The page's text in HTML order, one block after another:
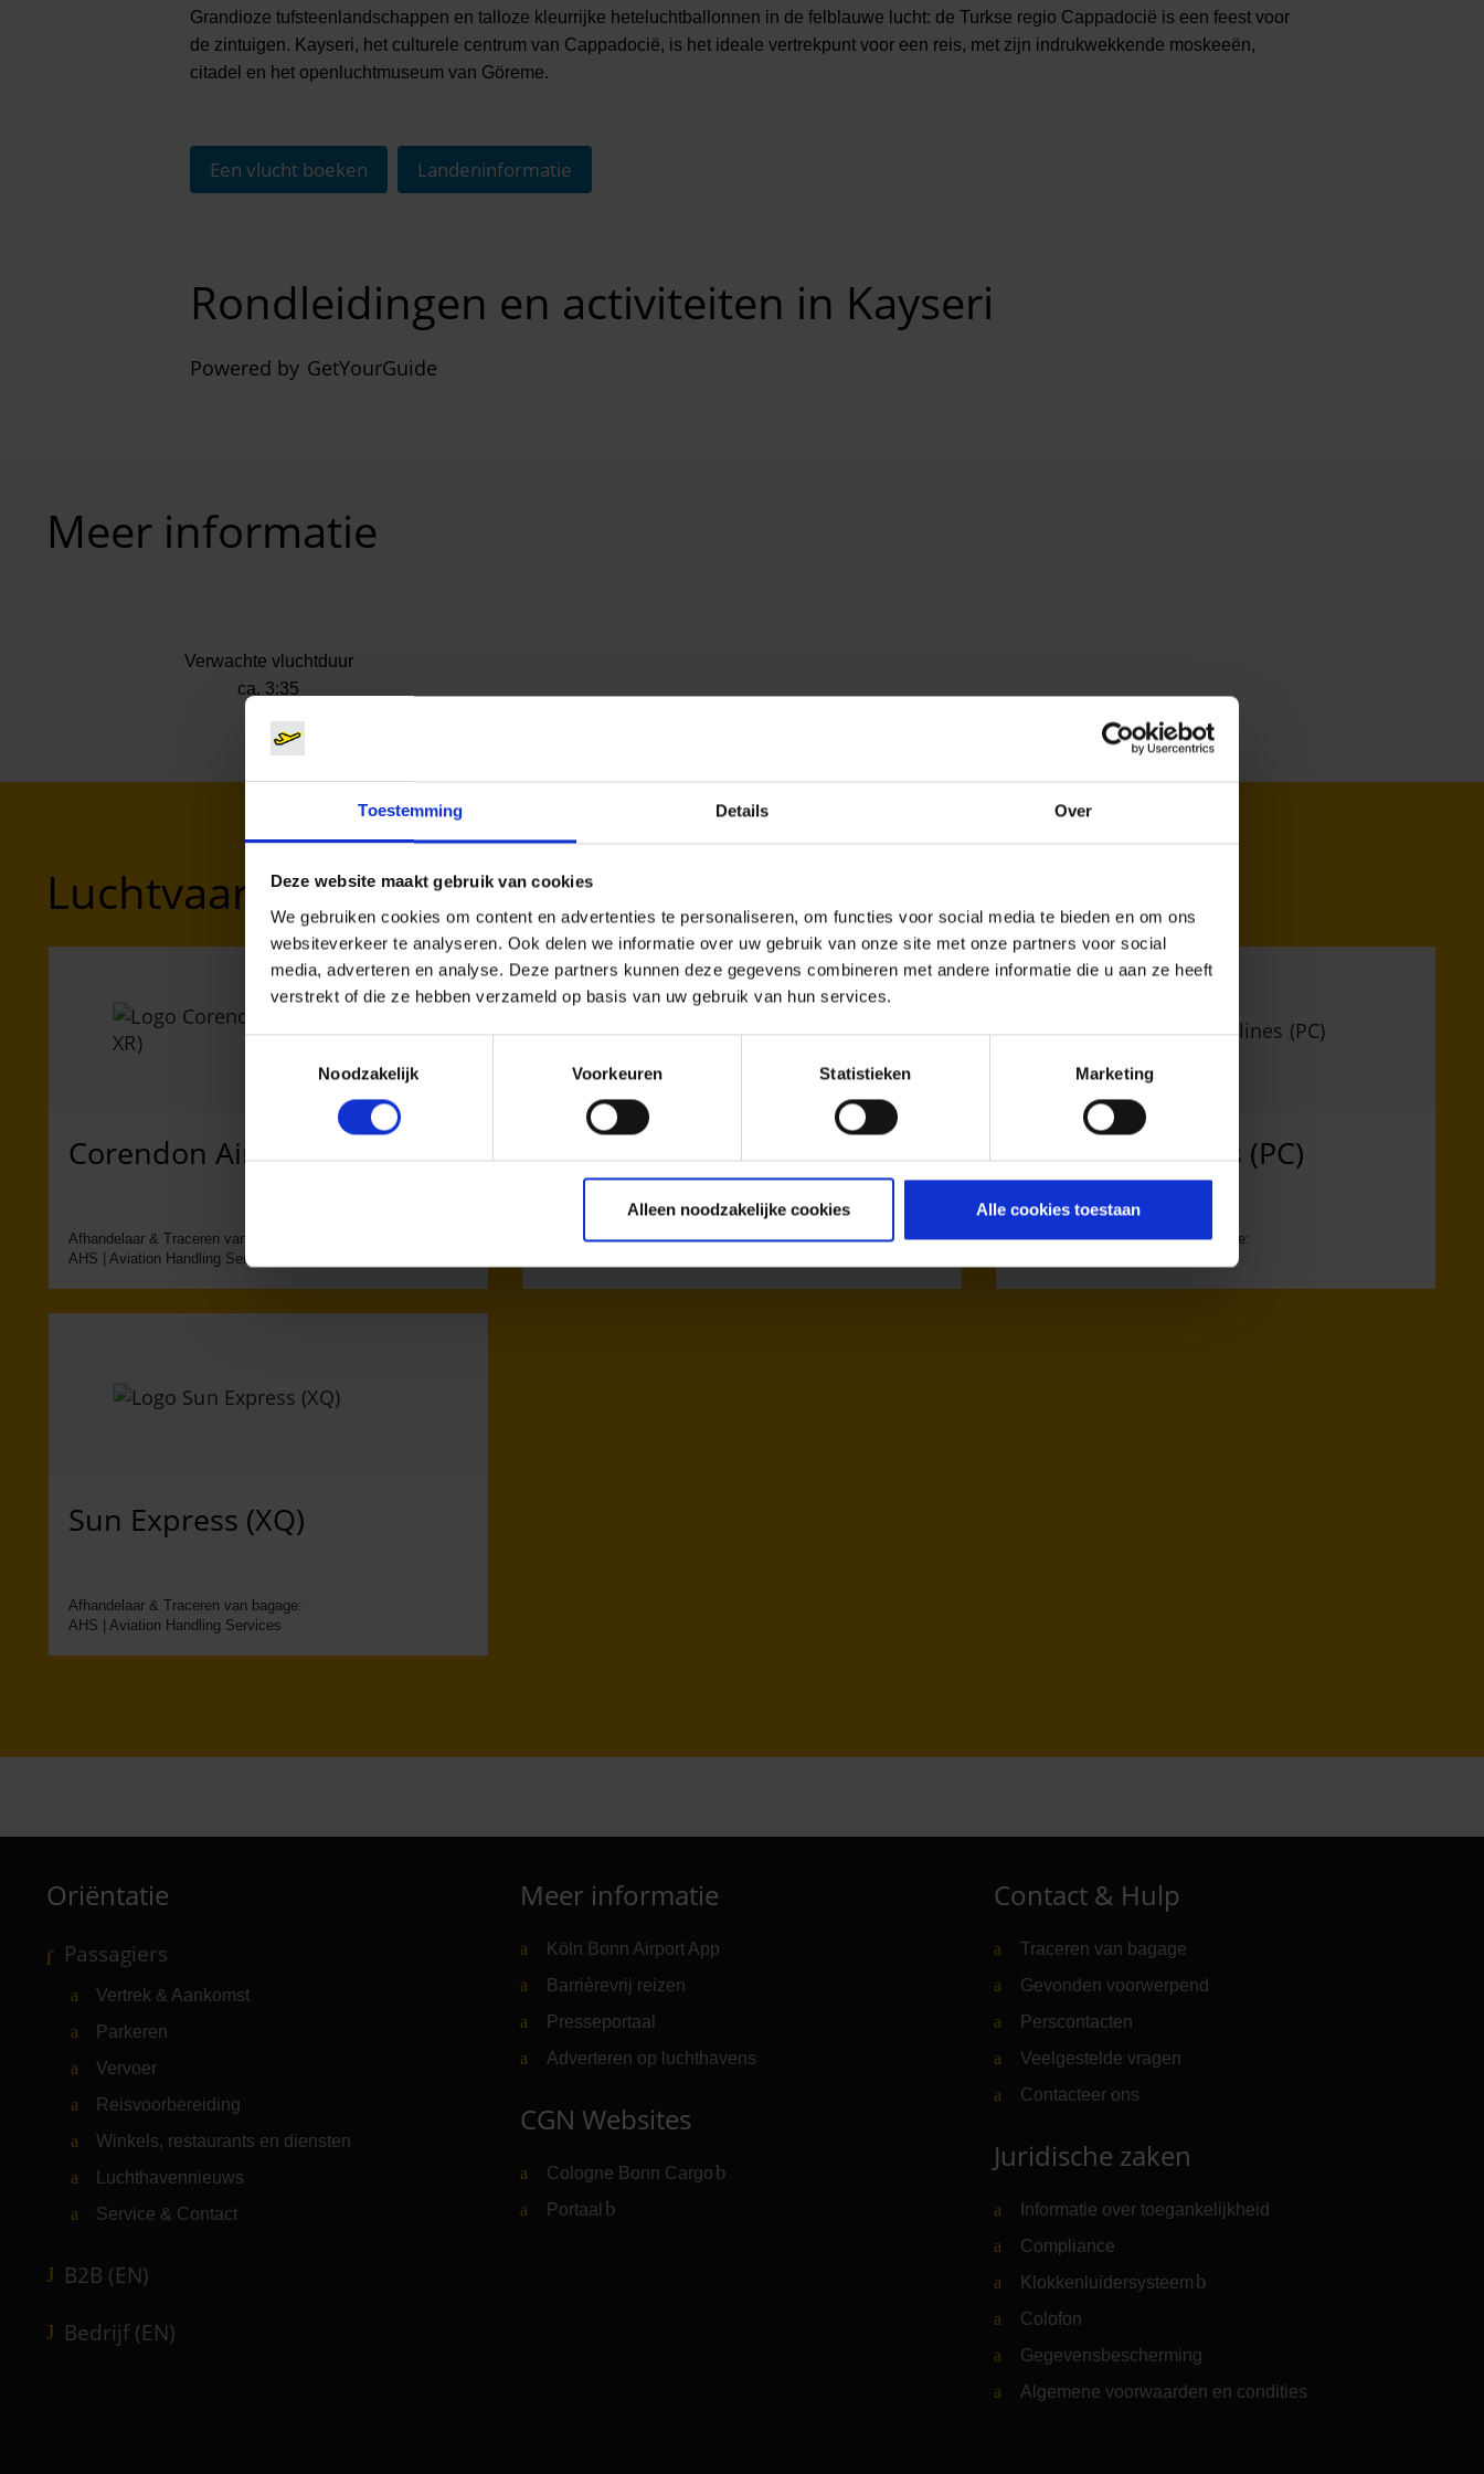
Toestemming Details Over
Deze website maakt gebruik van cookies
We gebruiken cookies om content en advertenties te personaliseren, om functies voor social media te bieden en om ons
websiteverkeer te analyseren. Ook delen we informatie over uw gebruik van onze site met onze partners voor social
media, adverteren en analyse. Deze partners kunnen deze gegevens combineren met andere informatie die u aan ze heeft
verstrekt of die ze hebben verzameld op basis van uw gebruik van hun services.
Noodzakelijk
Voorkeuren Statistieken Marketing
Alleen noodzakelijke cookies Alle cookies toestaan
Grandioze tufsteenlandschappen en talloze kleurrijke heteluchtballonnen in de felblauwe lucht: de Turkse regio Cappadocië is een feest voor
de zintuigen. Kayseri, het culturele centrum van Cappadocië, is het ideale vertrekpunt voor een reis, met zijn indrukwekkende moskeeën,
citadel en het openluchtmuseum van Göreme.
Een vlucht boeken Landeninformatie
Rondleidingen en activiteiten in Kayseri
Powered by GetYourGuide
Meer informatie
Verwachte vluchtduur
ca. 3:35
Luchtvaartmaatschappijen naar Kayseri
Corendon Airlines (XC, XR)
Afhandelaar & Traceren van bagage:
AHS | Aviation Handling Services
Freebird Airlines (FH, MI)
Afhandelaar & Traceren van bagage:
Pegasus Airlines (PC)
Afhandelaar & Traceren van bagage:
Sun Express (XQ)
Afhandelaar & Traceren van bagage:
AHS | Aviation Handling Services
Oriëntatie
Passagiers
Vertrek & Aankomst
Parkeren
Vervoer
Reisvoorbereiding
Winkels, restaurants en diensten
Luchthavennieuws
Service & Contact
B2B (EN)
Bedrijf (EN)
Meer informatie
Köln Bonn Airport App
Barrièrevrij reizen
Presseportaal
Adverteren op luchthavens
CGN Websites
Cologne Bonn Cargo (Link naar externe website)
Portaal (Link naar externe website)
Contact & Hulp
Traceren van bagage
Gevonden voorwerpend
Perscontacten
Veelgestelde vragen
Contacteer ons
Juridische zaken
Informatie over toegankelijkheid
Compliance
Klokkenluidersysteem (Link naar externe website)
Colofon
Gegevensbescherming
Algemene voorwaarden en condities